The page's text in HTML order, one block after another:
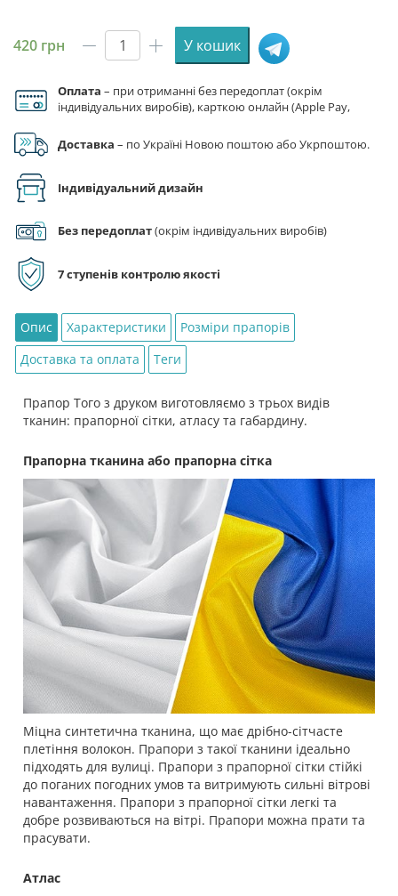
420 грн
Прапор
кількість
У кошик
Оплата – при отриманні без передоплат (окрім
індивідуальних виробів), карткою онлайн (Apple Pay,
Доставка – по Україні Новою поштою або Укрпоштою.
Індивідуальний дизайн
Без передоплат(окрім індивідуальних виробів)
7 ступенів контролю якості
Опис Характеристики
Розміри прапорів
Доставка та оплата
Теги
Прапор Того з друком виготовляємо з трьох видів
тканин: прапорної сітки, атласу та габардину.
Прапорна тканина або прапорна сітка
Міцна синтетична тканина, що має дрібно-сітчасте
плетіння волокон. Прапори з такої тканини ідеально
підходять для вулиці. Прапори з прапорної сітки стійкі
до поганих погодних умов та витримують сильні вітрові
навантаження. Прапори з прапорної сітки легкі та
добре розвиваються на вітрі. Прапори можна прати та
прасувати.
Атлас